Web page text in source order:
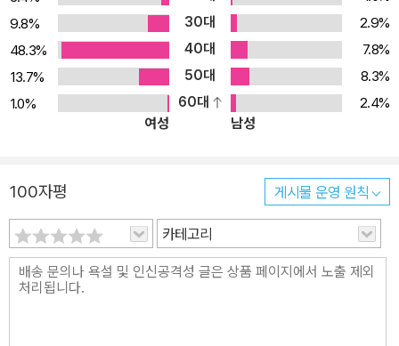
었다. 그러고는 학생들과 ‘5분 비속어 수업’을 함께하며 단순히 쓰면
안 되는 것이 아니라 제대로 알고 써야 한다는 결론에 이르렀다. “헐!
그게 그런 뜻이었어요?” 5분 비속어 수업이 빚어낸 특별한 결실 『B
끕 언어, 세상에 태클 걸다』는 교육 현장에서 비속어 수업을 계속해
온 작가의 꾸준한 노력이 담긴 책이다. 2013년에 출간되어 화제를 모
았던『B끕 언어』의 개정판으로 청소년의 말, 그중에서도 ‘비속어’에
뒤처지지 않고자, 출간 직전까지 단어 하나하나 매만지고 살피며 지
금 여기의 언어문화를 생생하게 담아냈다. 책에서는 “모르면 나이 든
내 탓”을 해야 하는 각종 신조어 대신 보편적으로 널리 알려진 비속어
들을 엄선하여 추렸다. 왜 이런 말을 쓰게 되는지, 그 어원을 살펴보고
좀 더 바른 언어습관 형성을 고민하려면 시대와 세대를 통과하여 ‘장
9.8%
30대
2.9%
48.3%
40대
7.8%
13.7%
50대
8.3%
1.0%
60대
2.4%
여성
남성
100자평 게시물 운영 원칙
카테고리